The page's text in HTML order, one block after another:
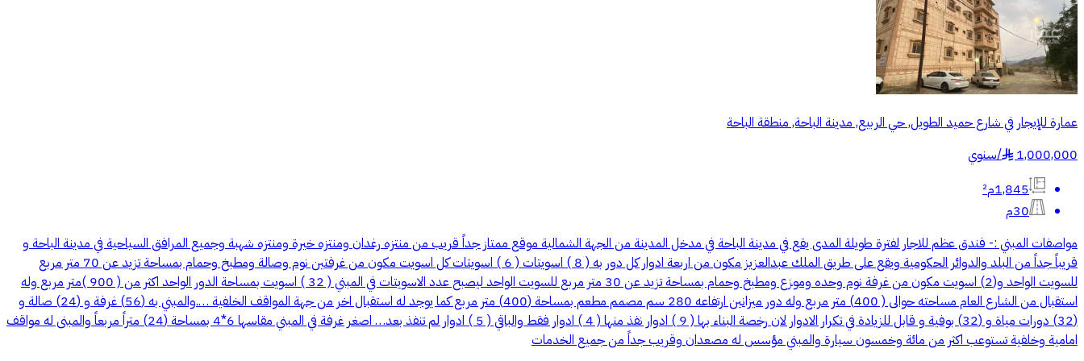
عمارة للإيجار في شارع حميد الطويل, حي الربيع, مدينة الباحة, منطقة الباحة
1,000,000
§
/سنوي
1,845م²
30م
مواصفات المبني :- فندق عظم للاجار لفترة طويلة المدى يقع في مدينة الباحة في مدخل المدينة من الجهة الشمالية موقع ممتاز جداً قريب من منتزه رغدان ومنتزه خيرة ومنتزه شهبة وجميع المرافق السياحية في مدينة الباحة و
قريباً جداً من البلد والدوائر الحكومية ويقع على طريق الملك عبدالعزيز مكون من اربعة ادوار كل دور به ( 8 ) اسويتات ( 6 ) اسويتات كل اسويت مكون من غرفتين نوم وصالة ومطبخ وحمام بمساحة تزيد عن 70 متر مربع
للسويت الواحد و(2) اسويت مكون من غرفة نوم وحده وموزع ومطبخ وحمام بمساحة تزيد عن 30 متر مربع للسويت الواحد ليصبح عدد الاسويتات في المبني ( 32 ) اسويت بمساحة الدور الواحد اكثر من ( 900 )متر مربع وله
استقبال من الشارع العام مساحته حوالى ( 400) متر مربع وله دور ميزانين ارتفاعه 280 سم مصمم مطعم بمساحة (400) متر مربع كما يوجد له استقبال اخر من جهة المواقف الخلفية ….والمبني به (56) غرفة و (24) صالة و
(32) دورات مياة و (32) بوفية و قابل للزيادة في تكرار الادوار لان رخصة البناء بها ( 9 ) ادوار نفذ منها ( 4 ) ادوار فقط والباقي ( 5 ) ادوار لم تنفذ بعد… اصغر غرفة في المبني مقاسها 6*4 بمساحة (24) متراً مربعاً والمبنى له مواقف
امامية وخلفية تستوعب اكثر من مائة وخمسون سيارة والمبني مؤسس له مصعدان وقريب جداً من جميع الخدمات